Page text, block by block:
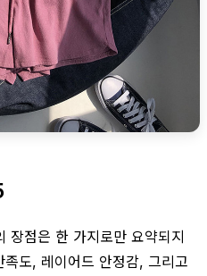
장점은 한 가지로만 요약되지
도, 레이어드 안정감, 그리고